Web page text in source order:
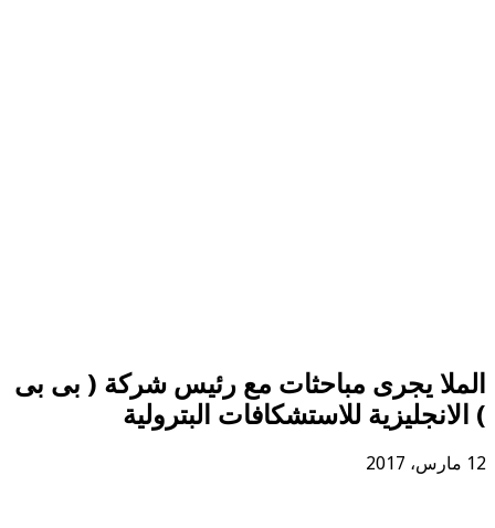
الملا يجرى مباحثات مع رئيس شركة ( بى بى
) الانجليزية للاستشكافات البترولية
12 مارس، 2017